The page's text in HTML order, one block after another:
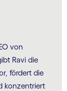
von
Ravi die
fördert die
konzentriert